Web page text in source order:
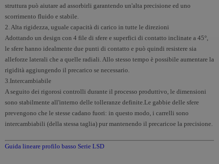
struttura può aiutare ad assorbirli garantendo un'alta precisione ed uno
scorrimento fluido e stabile.
2. Alta rigidezza, uguale capacità di carico in tutte le direzioni
Adottando un design con 4 file di sfere e superfici di contatto inclinate a 45°,
le sfere hanno idealmente due punti di contatto e può quindi resistere sia
alleforze laterali che a quelle radiali. Allo stesso tempo è possibile aumentare la
rigidità aggiungendo il precarico se necessario.
3.Intercambiabile
A seguito dei rigorosi controlli durante il processo produttivo, le dimensioni
sono stabilmente all'interno delle tolleranze definite.Le gabbie delle sfere
prevengono che le stesse cadano fuori: in questo modo, i carrelli sono
intercambiabili (della stessa taglia) pur mantenendo il precaricoe la precisione.
Guida lineare profilo basso Serie LSD